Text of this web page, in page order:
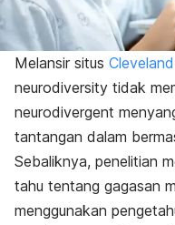
Melansir situs
neurodiversity tidak
neurodivergent
tantangan dalam
Sebaliknya, penelitian
tahu tentang gagasan
menggunakan